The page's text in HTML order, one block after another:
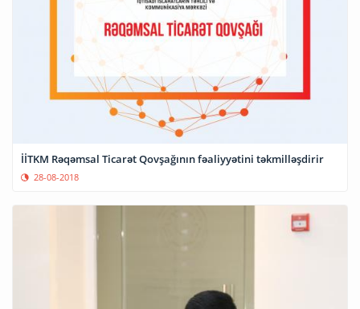
İİTKM Rəqəmsal Ticarət Qovşağının fəaliyyətini təkmilləşdirir
28-08-2018